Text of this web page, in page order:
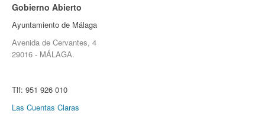
Gobierno Abierto
Ayuntamiento de Málaga
Avenida de Cervantes, 4
29016 - MÁLAGA.
Tlf: 951 926 010
Las Cuentas Claras